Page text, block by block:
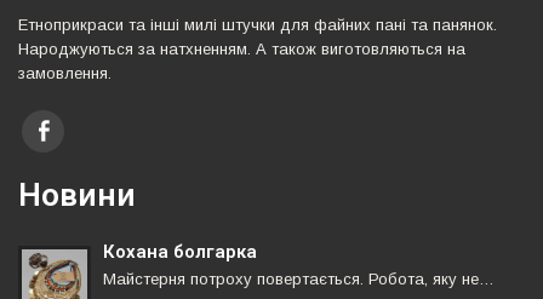
Етноприкраси та iншi милi штучки для файних панi та панянок.
Народжуються за натхненням. А також виготовляються на
замовлення.
Новини
Кохана болгарка
Майстерня потроху повертається. Робота, яку не…